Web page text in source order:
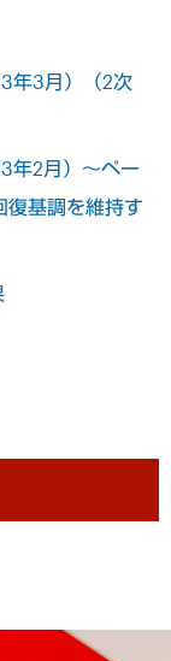
年3月）（2次
年2月）～ペー
復基調を維持す